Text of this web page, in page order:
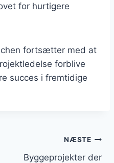
for hurtigere
fortsætter med at
forblive
succes i fremtidige
NÆSTE
Byggeprojekter der